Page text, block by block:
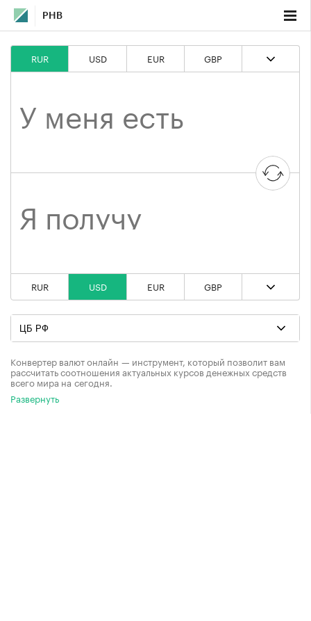
РНВ
RUR USD EUR GBP
RUR USD EUR GBP
Конвертер валют онлайн — инструмент, который позволит вам
рассчитать соотношения актуальных курсов денежных средств
всего мира на сегодня.
Развернуть